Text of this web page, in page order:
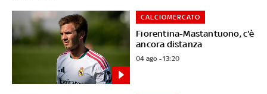
Fiorentina-Mastantuono, c'è
ancora distanza
CALCIOMERCATO
04 ago - 13:20